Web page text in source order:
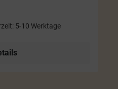
5-10 Werktage